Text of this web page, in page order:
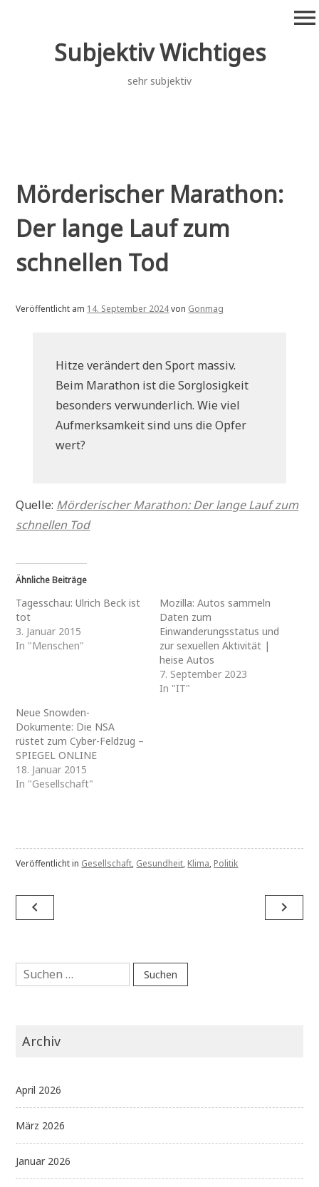
Subjektiv Wichtiges
sehr subjektiv
menu
Mörderischer Marathon:
Der lange Lauf zum
schnellen Tod
Veröffentlicht am 14. September 2024von Gonmag
Hitze verändert den Sport massiv.
Beim Marathon ist die Sorglosigkeit
besonders verwunderlich. Wie viel
Aufmerksamkeit sind uns die Opfer
wert?
Quelle: Mörderischer Marathon: Der lange Lauf zum
schnellen Tod
Ähnliche Beiträge
Tagesschau: Ulrich Beck ist
tot
3. Januar 2015
In "Menschen"
Mozilla: Autos sammeln
Daten zum
Einwanderungsstatus und
zur sexuellen Aktivität |
heise Autos
7. September 2023
In "IT"
Neue Snowden-
Dokumente: Die NSA
rüstet zum Cyber-Feldzug –
SPIEGEL ONLINE
18. Januar 2015
In "Gesellschaft"
Veröffentlicht in Gesellschaft, Gesundheit, Klima, Politik
Beitragsnavigation
navigate_before navigate_next
Suchen
nach:
Archiv
April 2026
März 2026
Januar 2026